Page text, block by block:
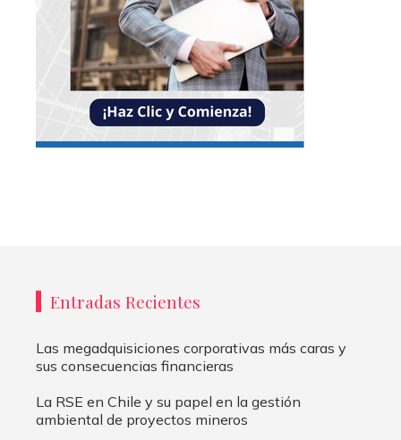
Entradas Recientes
Las megadquisiciones corporativas más caras y
sus consecuencias financieras
La RSE en Chile y su papel en la gestión
ambiental de proyectos mineros